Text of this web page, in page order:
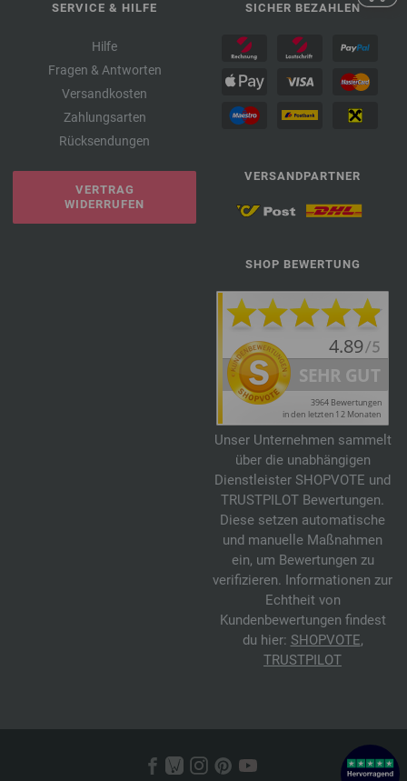
SERVICE & HILFE
Hilfe
Fragen & Antworten
Versandkosten
Zahlungsarten
Rücksendungen
VERTRAG
WIDERRUFEN
SICHER BEZAHLEN
VERSANDPARTNER
SHOP BEWERTUNG
Unser Unternehmen sammelt
über die unabhängigen
Dienstleister SHOPVOTE und
TRUSTPILOT Bewertungen.
Diese setzen automatische
und manuelle Maßnahmen
ein, um Bewertungen zu
verifizieren. Informationen zur
Echtheit von
Kundenbewertungen findest
du hier: SHOPVOTE,
TRUSTPILOT